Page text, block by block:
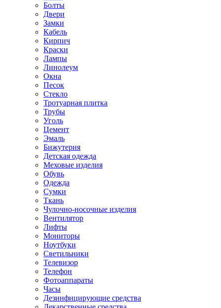
Болты
Двери
Замки
Кабель
Кирпич
Краски
Лампы
Линолеум
Окна
Песок
Стекло
Тротуарная плитка
Трубы
Уголь
Цемент
Эмаль
Бижутерия
Детская одежда
Меховые изделия
Обувь
Одежда
Сумки
Ткань
Чулочно-носочные изделия
Вентилятор
Лифты
Мониторы
Ноутбуки
Светильники
Телевизор
Телефон
Фотоаппараты
Часы
Дезинфицирующие средства